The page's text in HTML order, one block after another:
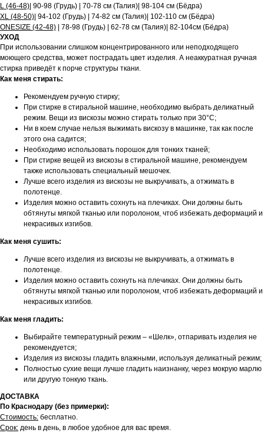
L (46-48)| 90-98 (Грудь) | 70-78 см (Талия)| 98-104 см (Бёдра)
XL (48-50)| 94-102 (Грудь) | 74-82 см (Талия)| 102-110 см (Бёдра)
ONESIZE (42-48) | 78-98 (Грудь) | 62-78 см (Талия)| 82-104см (Бёдра)
УХОД
При использовании слишком концентрированного или неподходящего
моющего средства, может пострадать цвет изделия. А неаккуратная ручная
стирка приведёт к порче структуры ткани.
Как меня стирать:
Рекомендуем ручную стирку;
При стирке в стиральной машине, необходимо выбрать деликатный
режим. Вещи из вискозы можно стирать только при 30°C;
Ни в коем случае нельзя выжимать вискозу в машинке, так как после
этого она садится;
Необходимо использовать порошок для тонких тканей;
При стирке вещей из вискозы в стиральной машине, рекомендуем
также использовать специальный мешочек.
Лучше всего изделия из вискозы не выкручивать, а отжимать в
полотенце.
Изделия можно оставить сохнуть на плечиках. Они должны быть
обтянуты мягкой тканью или поролоном, чтоб избежать деформаций и
некрасивых изгибов.
Как меня сушить:
Лучше всего изделия из вискозы не выкручивать, а отжимать в
полотенце.
Изделия можно оставить сохнуть на плечиках. Они должны быть
обтянуты мягкой тканью или поролоном, чтоб избежать деформаций и
некрасивых изгибов.
Как меня гладить:
Выбирайте температурный режим – «Шелк», отпаривать изделия не
рекомендуется;
Изделия из вискозы гладить влажными, используя деликатный режим;
Полностью сухие вещи лучше гладить наизнанку, через мокрую марлю
или другую тонкую ткань.
ДОСТАВКА
По Краснодару (без примерки):
Стоимость: бесплатно.
Срок: день в день, в любое удобное для вас время.